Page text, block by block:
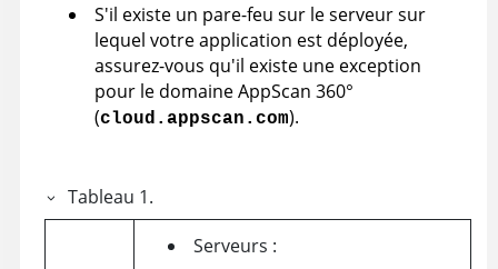
S'il existe un pare-feu sur le serveur sur
lequel votre application est déployée,
assurez-vous qu'il existe une exception
pour le domaineAppScan 360°
(cloud.appscan.com).
Tableau 1.
Serveurs :